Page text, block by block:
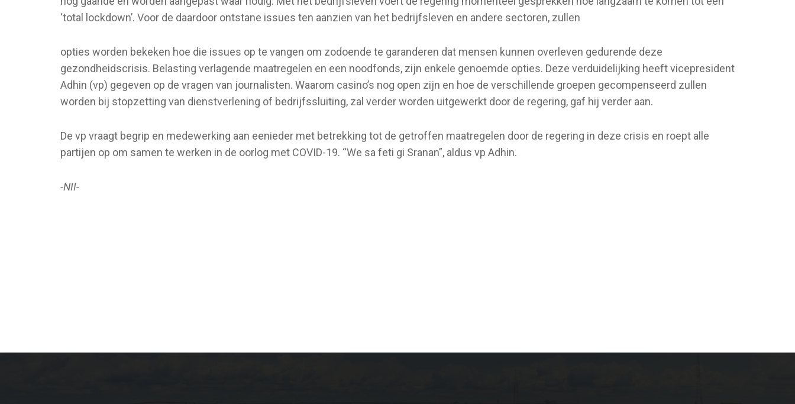
‘total lockdown’. Voor de daardoor ontstane issues ten aanzien van het bedrijfsleven en andere sectoren, zullen
opties worden bekeken hoe die issues op te vangen om zodoende te garanderen dat mensen kunnen overleven gedurende deze
gezondheidscrisis. Belasting verlagende maatregelen en een noodfonds, zijn enkele genoemde opties. Deze verduidelijking heeft vicepresident
Adhin (vp) gegeven op de vragen van journalisten. Waarom casino’s nog open zijn en hoe de verschillende groepen gecompenseerd zullen
worden bij stopzetting van dienstverlening of bedrijfssluiting, zal verder worden uitgewerkt door de regering, gaf hij verder aan.
De vp vraagt begrip en medewerking aan eenieder met betrekking tot de getroffen maatregelen door de regering in deze crisis en roept alle
partijen op om samen te werken in de oorlog met COVID-19. “We sa feti gi Sranan”, aldus vp Adhin.
-NII-